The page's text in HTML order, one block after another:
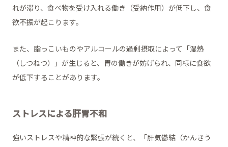
れが滞り、食べ物を受け入れる働き（受納作用）が低下し、食
欲不振が起こります。
また、脂っこいものやアルコールの過剰摂取によって「湿熱
（しつねつ）」が生じると、胃の働きが妨げられ、同様に食欲
が低下することがあります。
ストレスによる肝胃不和
強いストレスや精神的な緊張が続くと、「肝気鬱結（かんきう